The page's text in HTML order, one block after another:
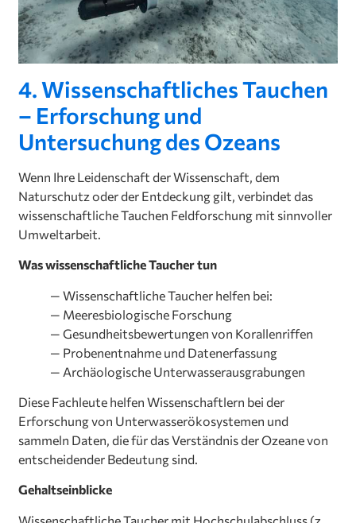
4. Wissenschaftliches Tauchen
– Erforschung und
Untersuchung des Ozeans
Wenn Ihre Leidenschaft der Wissenschaft, dem
Naturschutz oder der Entdeckung gilt, verbindet das
wissenschaftliche Tauchen Feldforschung mit sinnvoller
Umweltarbeit.
Was wissenschaftliche Taucher tun
— Wissenschaftliche Taucher helfen bei:
— Meeresbiologische Forschung
—Gesundheitsbewertungen von Korallenriffen
— Probenentnahme und Datenerfassung
— Archäologische Unterwasserausgrabungen
Diese Fachleute helfen Wissenschaftlern bei der
Erforschung von Unterwasserökosystemen und
sammeln Daten, die für das Verständnis der Ozeane von
entscheidender Bedeutung sind.
Gehaltseinblicke